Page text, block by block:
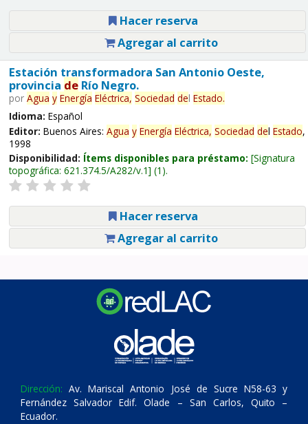
Hacer reserva
Agregar al carrito
Estación transformadora San Antonio Oeste,
provincia deRío Negro.
por Agua y Energía Eléctrica, Sociedad del Estado.
Idioma: Español
Editor: Buenos Aires: Agua y Energía Eléctrica, Sociedad del Estado,
1998
Disponibilidad: Ítems disponibles para préstamo: Signatura
topográfica: 621.374.5/A282/v.1 (1).
Hacer reserva
Agregar al carrito
Dirección: Av. Mariscal Antonio José de Sucre N58-63 y
Fernández Salvador Edif. Olade – San Carlos, Quito –
Ecuador.